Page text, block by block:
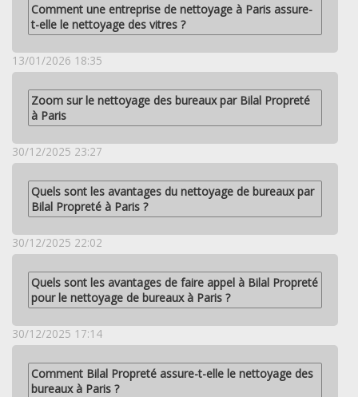
Comment une entreprise de nettoyage à Paris assure-
t-elle le nettoyage des vitres ?
13/01/2026 18:35
Zoom sur le nettoyage des bureaux par Bilal Propreté
à Paris
30/12/2025 23:27
Quels sont les avantages du nettoyage de bureaux par
Bilal Propreté à Paris ?
30/12/2025 22:02
Quels sont les avantages de faire appel à Bilal Propreté
pour le nettoyage de bureaux à Paris ?
30/12/2025 17:14
Comment Bilal Propreté assure-t-elle le nettoyage des
bureaux à Paris ?